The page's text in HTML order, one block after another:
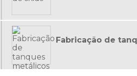
Fabricação de